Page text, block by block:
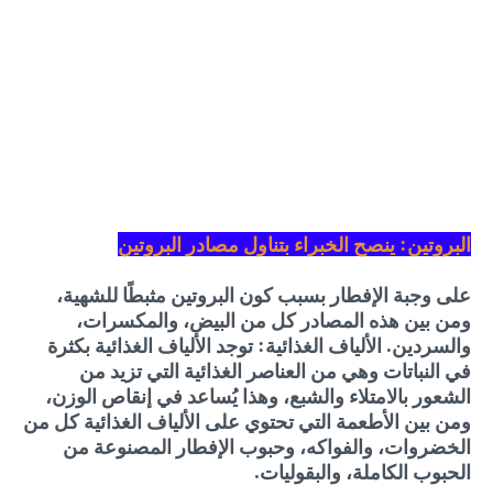
البروتين: ينصح الخبراء بتناول مصادر البروتين
على وجبة الإفطار بسبب كون البروتين مثبطًا للشهية،
ومن بين هذه المصادر كل من البيض، والمكسرات،
والسردين. الألياف الغذائية: توجد الألياف الغذائية بكثرة
في النباتات وهي من العناصر الغذائية التي تزيد من
الشعور بالامتلاء والشبع، وهذا يُساعد في إنقاص الوزن،
ومن بين الأطعمة التي تحتوي على الألياف الغذائية كل من
الخضروات، والفواكه، وحبوب الإفطار المصنوعة من
الحبوب الكاملة، والبقوليات.